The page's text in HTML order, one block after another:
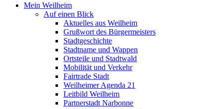
Mein Weilheim
Auf einen Blick
Aktuelles aus Weilheim
Grußwort des Bürgermeisters
Stadtgeschichte
Stadtname und Wappen
Ortsteile und Stadtwald
Mobilität und Verkehr
Fairtrade Stadt
Weilheimer Agenda 21
Leitbild Weilheim
Partnerstadt Narbonne